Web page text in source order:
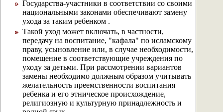
Государства-участники в соответствии со своими
национальными законами обеспечивают замену
ухода за таким ребенком .
Такой уход может включать, в частности,
передачу на воспитание, "кафала" по исламскому
праву, усыновление или, в случае необходимости,
помещение в соответствующие учреждения по
уходу за детьми. При рассмотрении вариантов
замены необходимо должным образом учитывать
желательность преемственности воспитания
ребенка и его этническое происхождение,
религиозную и культурную принадлежность и